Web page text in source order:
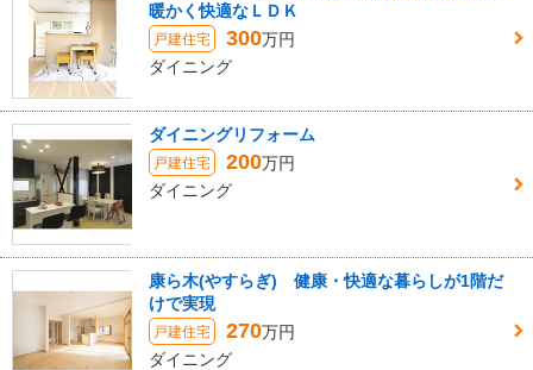
暖かく快適なＬＤＫ
戸建住宅 300万円
ダイニング
ダイニングリフォーム
戸建住宅 200万円
ダイニング
康ら木(やすらぎ) 健康・快適な暮らしが1階だ
けで実現
戸建住宅 270万円
ダイニング